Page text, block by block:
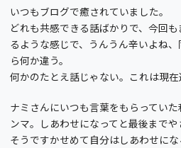
いつもブログで癒されていました。
どれも共感できる話ばかりで、今回
るような感じで、うんうん辛いよね
ら何か違う。
何かのたとえ話じゃない。これは現在
ナミさんにいつも言葉をもらってい
ンマ。しあわせになってと最後まで
そうですかせめて自分はしあわせにな